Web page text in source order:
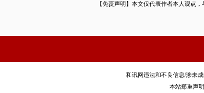
【免责声明】本文仅代表作者本人观点
和讯网违法和不良信息/涉未成
本站郑重声